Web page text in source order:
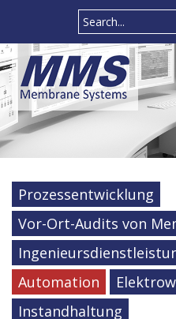
Prozessentwicklung
Vor-Ort-Audits von
Automation
Instandhaltung